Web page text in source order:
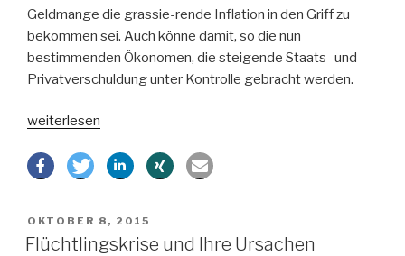
Geldmange die grassie-rende Inflation in den Griff zu
bekommen sei. Auch könne damit, so die nun
bestimmenden Ökonomen, die steigende Staats- und
Privatverschuldung unter Kontrolle gebracht werden.
„Warum
Zinsen
fallen“
weiterlesen
VERÖFFENTLICHT
AM
OKTOBER 8, 2015
Flüchtlingskrise und Ihre Ursachen